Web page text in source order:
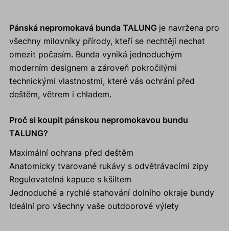
Pánská nepromokavá bunda TALUNG je navržena pro
všechny milovníky přírody, kteří se nechtějí nechat
omezit počasím. Bunda vyniká jednoduchým
moderním designem a zároveň pokročilými
technickými vlastnostmi, které vás ochrání před
deštěm, větrem i chladem.
Proč si koupit pánskou nepromokavou bundu
TALUNG?
Maximální ochrana před deštěm
Anatomicky tvarované rukávy s odvětrávacími zipy
Regulovatelná kapuce s kšiltem
Jednoduché a rychlé stahování dolního okraje bundy
Ideální pro všechny vaše outdoorové výlety